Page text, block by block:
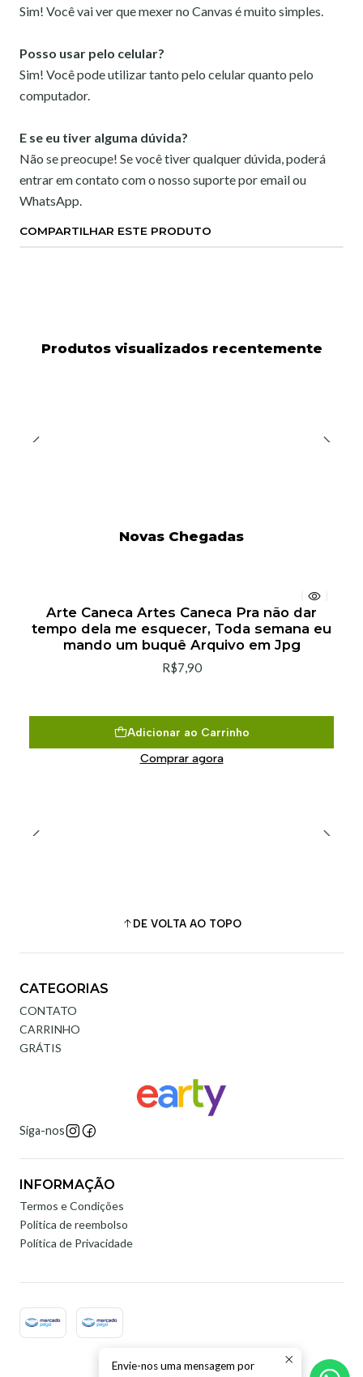
Sim! Você vai ver que mexer no Canvas é muito simples.
Posso usar pelo celular?
Sim! Você pode utilizar tanto pelo celular quanto pelo
computador.
E se eu tiver alguma dúvida?
Não se preocupe! Se você tiver qualquer dúvida, poderá
entrar em contato com o nosso suporte por email ou
WhatsApp.
COMPARTILHAR ESTE PRODUTO
Produtos visualizados recentemente
Novas Chegadas
Arte Caneca Artes Caneca Pra não dar
tempo dela me esquecer, Toda semana eu
mando um buquê Arquivo em Jpg
R$7,90
Adicionar ao Carrinho
Comprar agora
DE VOLTA AO TOPO
CATEGORIAS
CONTATO
CARRINHO
GRÁTIS
Siga-nos
INFORMAÇÃO
Termos e Condições
Politica de reembolso
Política de Privacidade
2026 Earty Digital.
Envie-nos uma mensagem por